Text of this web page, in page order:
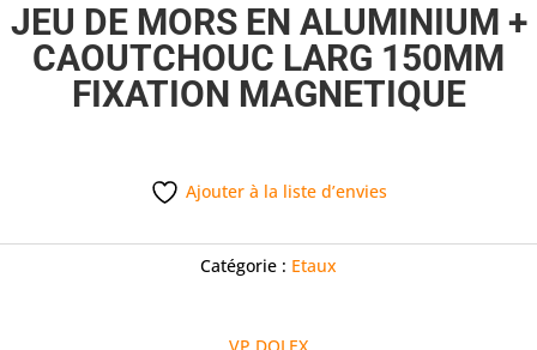
JEU DE MORS EN ALUMINIUM +
CAOUTCHOUC LARG 150MM
FIXATION MAGNETIQUE
Ajouter à la liste d’envies
Catégorie : Etaux